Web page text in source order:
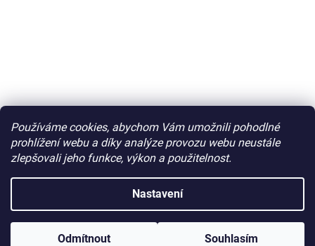
Používáme cookies, abychom Vám umožnili pohodlné
prohlížení webu a díky analýze provozu webu neustále
zlepšovali jeho funkce, výkon a použitelnost.
Nastavení
Odmítnout Souhlasím